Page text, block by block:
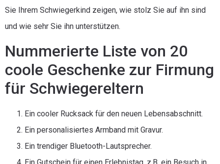
Sie Ihrem Schwiegerkind zeigen, wie stolz Sie auf ihn sind
und wie sehr Sie ihn unterstützen.
Nummerierte Liste von 20
coole Geschenke zur Firmung
für Schwiegereltern
Ein cooler Rucksack für den neuen Lebensabschnitt.
Ein personalisiertes Armband mit Gravur.
Ein trendiger Bluetooth-Lautsprecher.